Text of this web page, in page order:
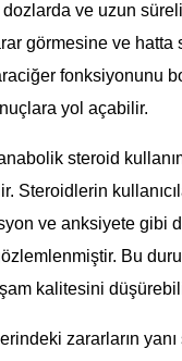
ve uzun
görmesine ve hatta
fonksiyonunu
yol açabilir.
steroid
Steroidlerin
ve anksiyete gibi
Bu
kalitesini
zararların